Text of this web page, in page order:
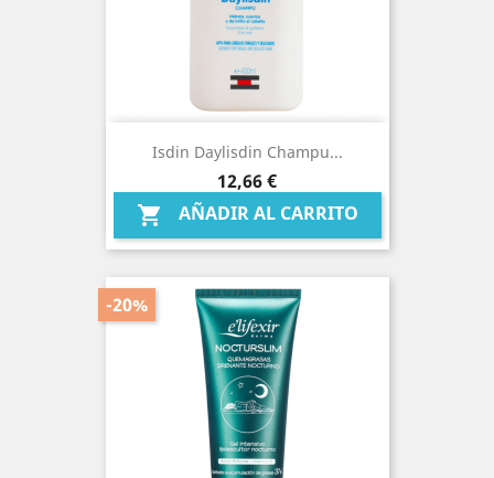
Isdin Daylisdin Champu...
Precio
12,66 €
 AÑADIR AL CARRITO
-20%